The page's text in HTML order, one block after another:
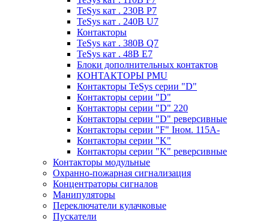
TeSys кат . 230В P7
TeSys кат . 240В U7
Контакторы
TeSys кат . 380В Q7
TeSys кат . 48В E7
Блоки дополнительных контактов
КОНТАКТОРЫ PMU
Контакторы TeSys серии "D"
Контакторы серии "D"
Контакторы серии "D" 220
Контакторы серии "D" реверсивные
Контакторы серии "F" Iном. 115А-
Контакторы серии "K"
Контакторы серии "K" реверсивные
Контакторы модульные
Охранно-пожарная сигнализация
Концентраторы сигналов
Манипуляторы
Переключатели кулачковые
Пускатели